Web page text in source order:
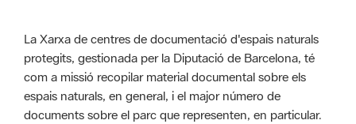
La Xarxa de centres de documentació d'espais naturals
protegits, gestionada per la Diputació de Barcelona, té
com a missió recopilar material documental sobre els
espais naturals, en general, i el major número de
documents sobre el parc que representen, en particular.